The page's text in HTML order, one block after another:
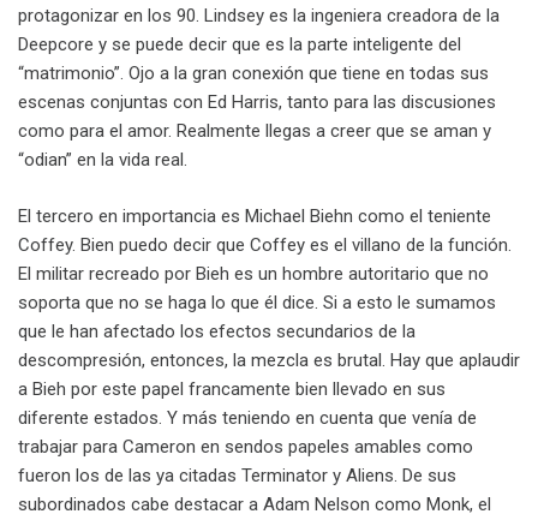
protagonizar en los 90. Lindsey es la ingeniera creadora de la
Deepcore y se puede decir que es la parte inteligente del
“matrimonio”. Ojo a la gran conexión que tiene en todas sus
escenas conjuntas con Ed Harris, tanto para las discusiones
como para el amor. Realmente llegas a creer que se aman y
“odian” en la vida real.
El tercero en importancia es Michael Biehn como el teniente
Coffey. Bien puedo decir que Coffey es el villano de la función.
El militar recreado por Bieh es un hombre autoritario que no
soporta que no se haga lo que él dice. Si a esto le sumamos
que le han afectado los efectos secundarios de la
descompresión, entonces, la mezcla es brutal. Hay que aplaudir
a Bieh por este papel francamente bien llevado en sus
diferente estados. Y más teniendo en cuenta que venía de
trabajar para Cameron en sendos papeles amables como
fueron los de las ya citadas Terminator y Aliens. De sus
subordinados cabe destacar a Adam Nelson como Monk, el